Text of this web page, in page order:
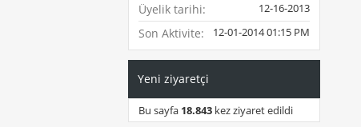
Üyelik tarihi 12-16-2013
Son Aktivite 12-01-201401:15 PM
Yeni ziyaretçi
Bu sayfa 18.843 kez ziyaret edildi